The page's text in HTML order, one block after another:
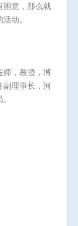
困意，那么就
动。
师，教授，博
副理事长，河